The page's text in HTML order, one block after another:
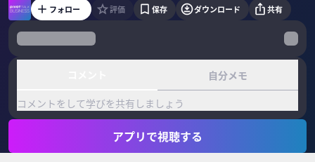
フォロー 評価 保存 ダウンロード 共有
自分メモ
コメントをして学びを共有しましょう
アプリで視聴する